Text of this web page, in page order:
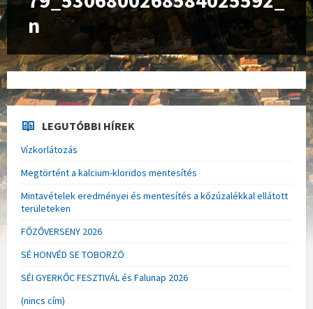
n
LEGUTÓBBI HÍREK
Vízkorlátozás
Megtörtént a kalcium-kloridos mentesítés
Mintavételek eredményei és mentesítés a kőzúzalékkal ellátott
területeken
FŐZŐVERSENY 2026
SÉ HONVÉD SE TOBORZÓ
SÉI GYERKŐC FESZTIVÁL és Falunap 2026
(nincs cím)